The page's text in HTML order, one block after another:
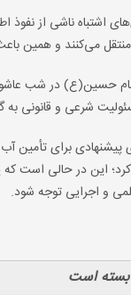
اشتباه ناشی از
می‌کنند و همین
امام حسین(ع) در شب
شرعی و قانونی
پیشنهادی برای
کرد؛ این در حالی
و اجرایی توجه شود.
بسته است